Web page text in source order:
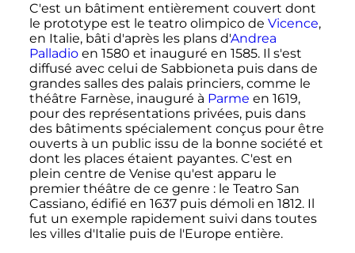
C'est un bâtiment entièrement couvert dont
le prototype est le teatro olimpico de Vicence,
en Italie, bâti d'après les plans d'Andrea
Palladioen 1580 et inauguré en 1585. Il s'est
diffusé avec celui de Sabbioneta puis dans de
grandes salles des palais princiers, comme le
théâtre Farnèse, inauguré à Parme en 1619,
pour des représentations privées, puis dans
des bâtiments spécialement conçus pour être
ouverts à un public issu de la bonne société et
dont les places étaient payantes. C'est en
plein centre de Venise qu'est apparu le
premier théâtre de ce genre : le Teatro San
Cassiano, édifié en 1637 puis démoli en 1812. Il
fut un exemple rapidement suivi dans toutes
les villes d'Italie puis de l'Europe entière.